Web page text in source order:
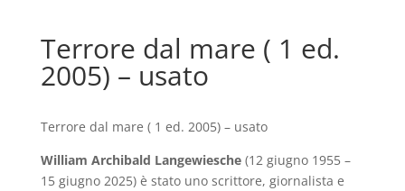
Terrore dal mare ( 1 ed.
2005) – usato
Terrore dal mare ( 1 ed. 2005) – usato
William Archibald Langewiesche(12 giugno 1955 –
15 giugno 2025) è stato uno scrittore, giornalista e